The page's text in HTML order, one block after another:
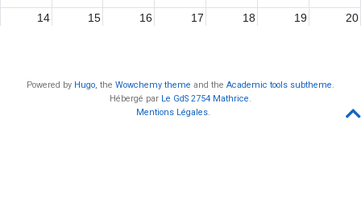
Powered by Hugo, the Wowchemy theme and the Academic tools subtheme.
Hébergé par Le GdS 2754 Mathrice.
Mentions Légales.